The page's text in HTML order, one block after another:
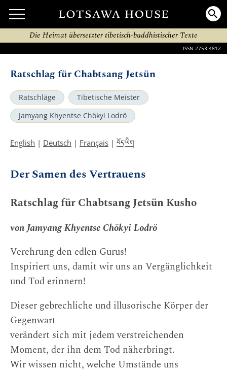
Die Heimat übersetzter tibetisch-buddhistischer Texte
ISSN 2753-4812
Ratschlag für Chabtsang Jetsün
Ratschläge
Tibetische Meister
Jamyang Khyentse Chökyi Lodrö
English | Deutsch | Français | བོད་ཡིག
Der Samen des Vertrauens
Ratschlag für Chabtsang Jetsün Kusho
von Jamyang Khyentse Chökyi Lodrö
Verehrung den edlen Gurus!
Inspiriert uns, damit wir uns an Vergänglichkeit
und Tod erinnern!
Dieser gebrechliche und illusorische Körper der
Gegenwart
verändert sich mit jedem verstreichenden
Moment, der ihn dem Tod näherbringt.
Wir wissen nicht, welche Umstände uns